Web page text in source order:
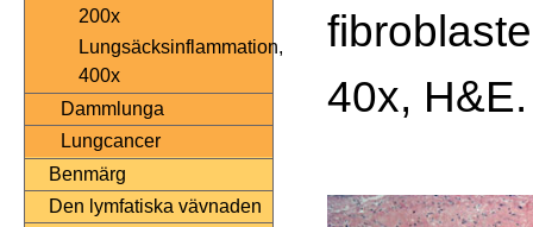
200x
Lungsäcksinflammation,
400x
Dammlunga
Lungcancer
Benmärg
Den lymfatiska vävnaden
40x, H&E.